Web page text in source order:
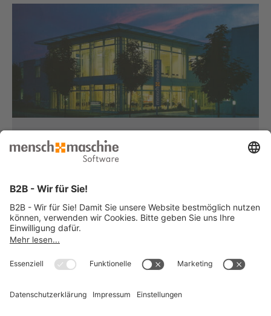
Haben Sie Fragen?
Dann rufen Sie uns an...
von 08:30 bis 12:00 Uhr
und 12:30 bis 17:00 Uhr
Freitag
und 12:30 bis 15:00 Uhr